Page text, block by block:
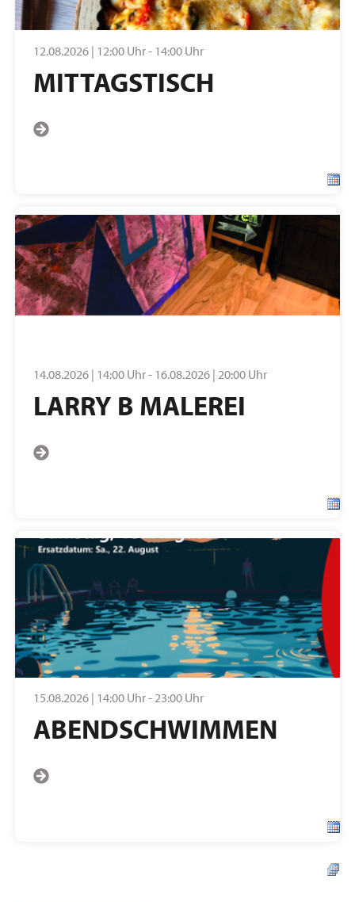
12.08.2026 | 12:00 Uhr - 14:00 Uhr
MITTAGSTISCH
14.08.2026 | 14:00 Uhr - 16.08.2026 | 20:00 Uhr
LARRY B MALEREI
15.08.2026 | 14:00 Uhr - 23:00 Uhr
ABENDSCHWIMMEN